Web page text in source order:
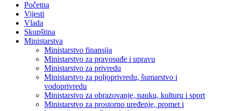
Početna
Vijesti
Vlada
Skupština
Ministarstva
Ministarstvo finansija
Ministarstvo za pravosuđe i upravu
Ministarstvo za privredu
Ministarstvo za poljoprivredu, šumarstvo i
vodoprivredu
Ministarstvo za obrazovanje, nauku, kulturu i sport
Ministarstvo za prostorno uređenje, promet i